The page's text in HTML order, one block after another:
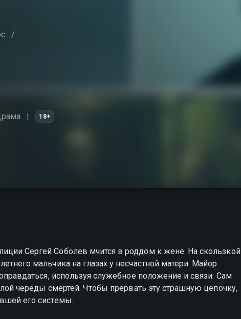
/
18+
Сергей Соболев мчится в роддом к жене. На скользкой
мальчика на глазах у несчастной матери. Майор
используя служебное положение и связи. Сам
череды смертей. Чтобы прервать эту страшную цепочку,
его системы.